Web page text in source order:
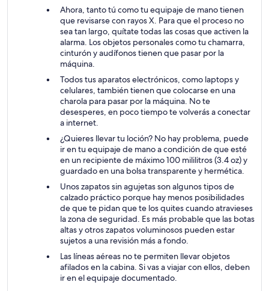
Ahora, tanto tú como tu equipaje de mano tienen
que revisarse con rayos X. Para que el proceso no
sea tan largo, quítate todas las cosas que activen la
alarma. Los objetos personales como tu chamarra,
cinturón y audífonos tienen que pasar por la
máquina.
Todos tus aparatos electrónicos, como laptops y
celulares, también tienen que colocarse en una
charola para pasar por la máquina. No te
desesperes, en poco tiempo te volverás a conectar
a internet.
¿Quieres llevar tu loción? No hay problema, puede
ir en tu equipaje de mano a condición de que esté
en un recipiente de máximo 100 mililitros (3.4 oz) y
guardado en una bolsa transparente y hermética.
Unos zapatos sin agujetas son algunos tipos de
calzado práctico porque hay menos posibilidades
de que te pidan que te los quites cuando atravieses
la zona de seguridad. Es más probable que las botas
altas y otros zapatos voluminosos pueden estar
sujetos a una revisión más a fondo.
Las líneas aéreas no te permiten llevar objetos
afilados en la cabina. Si vas a viajar con ellos, deben
ir en el equipaje documentado.